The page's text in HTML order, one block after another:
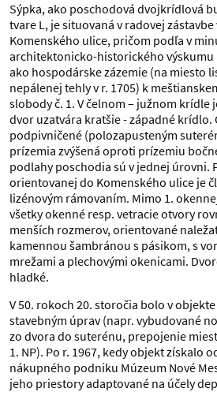
Sýpka, ako poschodová dvojkrídlová
tvare L, je situovaná v radovej zástavbe
Komenského ulice, pričom podľa v
architektonicko-historického výskumu
ako hospodárske zázemie (na miesto
nepálenej tehly v r. 1705) k
slobody č. 1. V čelnom – južnom krídle
dvor uzatvára kratšie - západné krídlo.
podpivničené (polozapusteným
prízemia zvýšená oproti prízemiu
podlahy poschodia sú v jednej úrovni.
orientovanej do Komenského ulice je
lizénovým rámovaním. Mimo 1.
všetky okenné resp. vetracie otvory
menších rozmerov, orientované
kamennou šambránou s pásikom, s
mrežami a plechovými okenicami.
hladké.
V 50. rokoch 20. storočia bolo v
stavebným úprav (napr. vybudované
zo dvora do suterénu, prepojenie
1. NP). Po r. 1967, kedy objekt získalo
nákupného podniku Múzeum Nové
jeho priestory adaptované na účely